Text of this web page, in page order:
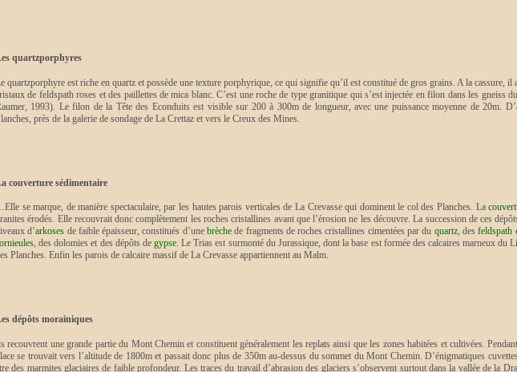
quartzporphyres
quartzporphyre est riche en quartz et possède une texture porphyrique, ce qui signifie qu’il est constitué de gros grains. A la cassure,
de feldspath roses et des paillettes de mica blanc. C’est une roche de type granitique qui s’est injectée en filon dans les
1993). Le filon de la Tête des Econduits est visible sur 200 à 300m de longueur, avec une puissance moyenne de 20m.
près de la galerie de sondage de La Crettaz et vers le Creux des Mines.
couverture sédimentaire
se marque, de manière spectaculaire, par les hautes parois verticales de La Crevasse qui dominent le col des Planches. La
érodés. Elle recouvrait donc complètement les roches cristallines avant que l’érosion ne les découvre. La succession de ces
d’arkoses de faible épaisseur, constitués d’unebrèche de fragments de roches cristallines cimentées par du quartz, desfeldspath
, des dolomies et des dépôts degypse. Le Trias est surmonté du Jurassique, dont la base est formée des calcaires marneux du
Planches. Enfin les parois de calcaire massif de La Crevasse appartiennent au Malm.
dépôts morainiques
recouvrent une grande partie du Mont Chemin et constituent généralement les replats ainsi que les zones habitées et cultivées.
se trouvait vers l’altitude de 1800m et passait donc plus de 350m au-dessus du sommet du Mont Chemin. D’énigmatiques
des marmites glaciaires de faible profondeur. Les traces du travail d’abrasion des glaciers s’observent surtout dans la vallée de la